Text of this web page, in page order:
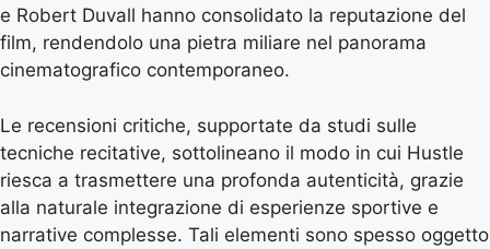
e Robert Duvall hanno consolidato la reputazione del
film, rendendolo una pietra miliare nel panorama
cinematografico contemporaneo.
Le recensioni critiche, supportate da studi sulle
tecniche recitative, sottolineano il modo in cui Hustle
riesca a trasmettere una profonda autenticità, grazie
alla naturale integrazione di esperienze sportive e
narrative complesse. Tali elementi sono spesso oggetto